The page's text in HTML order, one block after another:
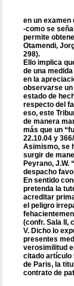
en un
-como se
permite
Otamendi,
298).
Ello implica
de una
en la
observarse
estado de
respecto del
eso, este
de manera
más que un
22.10.04 y
Asimismo, se
surgir de
Peyrano, J.W.
despacho
En sentido
pretenda la
acreditar
el peligro
(confr. Sala II,
V. Dicho lo
presentes
verosimilitud
citado artículo
de Paris, la
contrato de